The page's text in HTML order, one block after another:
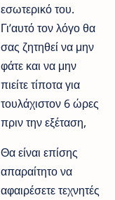
εσωτερικό του.
Γι’αυτό τον λόγο θα
σας ζητηθεί να μην
φάτε και να μην
πιείτε τίποτα για
τουλάχιστον 6 ώρες
πριν την εξέταση,
Θα είναι επίσης
απαραίτητο να
αφαιρέσετε τεχνητές